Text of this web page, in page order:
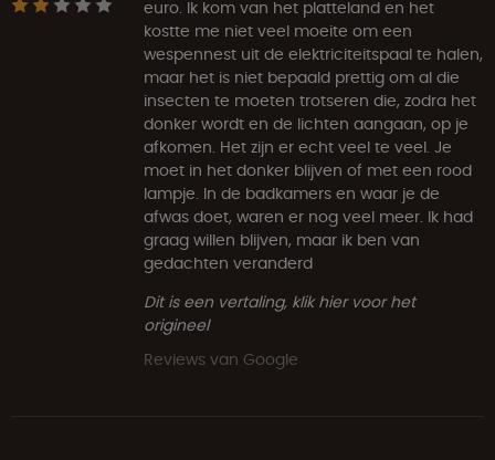
euro. Ik kom van het platteland en het
kostte me niet veel moeite om een
wespennest uit de elektriciteitspaal te halen,
maar het is niet bepaald prettig om al die
insecten te moeten trotseren die, zodra het
donker wordt en de lichten aangaan, op je
afkomen. Het zijn er echt veel te veel. Je
moet in het donker blijven of met een rood
lampje. In de badkamers en waar je de
afwas doet, waren er nog veel meer. Ik had
graag willen blijven, maar ik ben van
gedachten veranderd
Dit is een vertaling, klik hier voor het
origineel
Reviews van Google